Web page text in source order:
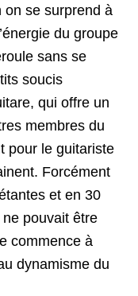
on se surprend à
du groupe
sans se
soucis
qui offre un
membres du
pour le guitariste
Forcément
et en 30
ne pouvait être
commence à
dynamisme du